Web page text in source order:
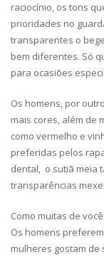
raciocínio, os tons
prioridades no
transparentes o
bem diferentes. Só
para ocasiões
Os homens, por
mais cores, além de
como vermelho e
preferidas pelos
dental, o sutiã meia
transparências
Como muitas de
Os homens
mulheres gostam de